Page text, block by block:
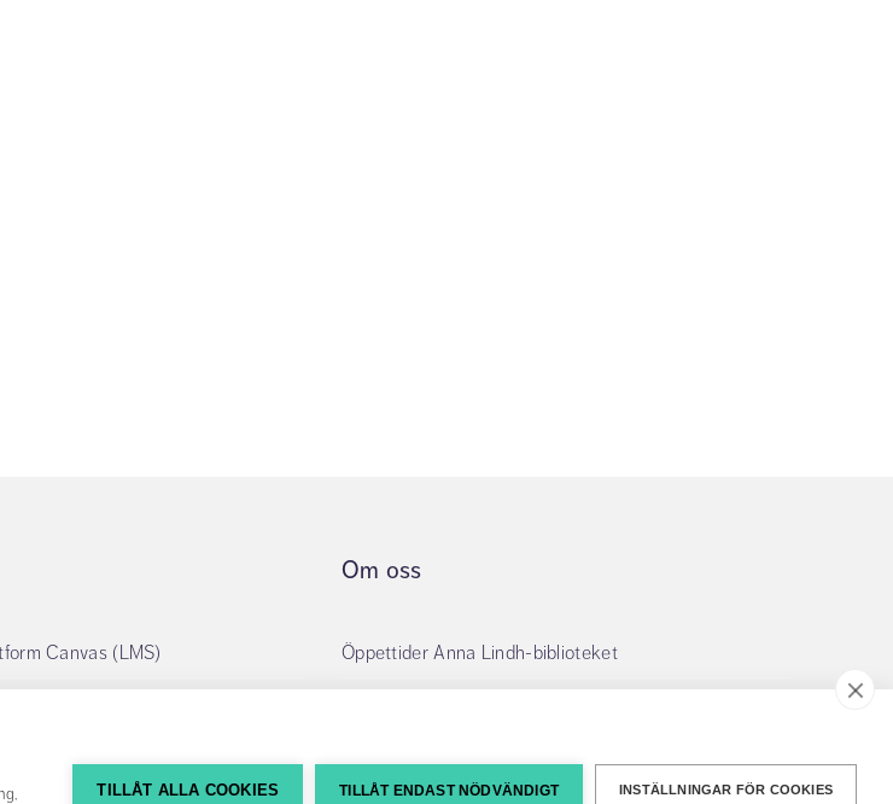
TILLÅT ALLA COOKIES TILLÅT ENDAST NÖDVÄNDIGT INSTÄLLNINGAR FÖR COOKIES
Canvas (LMS)
Om oss
Öppettider Anna Lindh-biblioteket
Tillgänglighetsredogörelse